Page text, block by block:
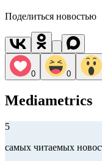
Поделиться новостью
0 0
Mediametrics
5
самых читаемых